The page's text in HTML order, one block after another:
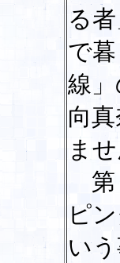
る
で
線
向
ま
第
ピ
い